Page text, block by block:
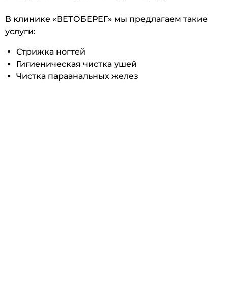
В клинике «ВЕТОБЕРЕГ» мы предлагаем такие
услуги:
Стрижка ногтей
Гигиеническая чистка ушей
Чистка параанальных желез